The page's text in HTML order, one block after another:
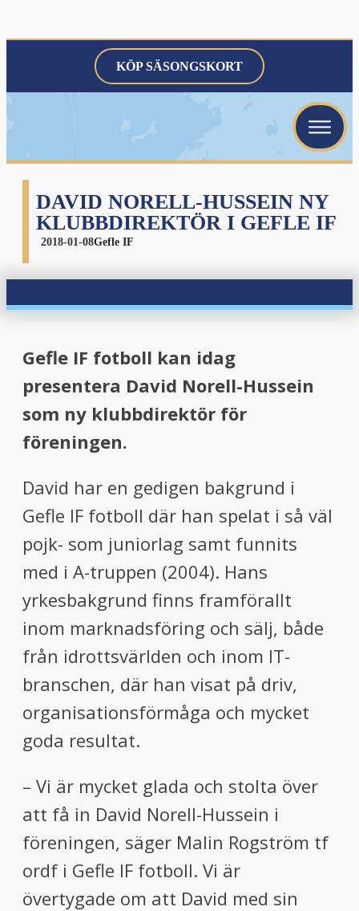
KÖP SÄSONGSKORT
DAVID NORELL-HUSSEIN NY
KLUBBDIREKTÖR I GEFLE IF
2018-01-08Gefle IF
Gefle IF fotboll kan idag
presentera David Norell-Hussein
som ny klubbdirektör för
föreningen.
David har en gedigen bakgrund i
Gefle IF fotboll där han spelat i så väl
pojk- som juniorlag samt funnits
med i A-truppen (2004). Hans
yrkesbakgrund finns framförallt
inom marknadsföring och sälj, både
från idrottsvärlden och inom IT-
branschen, där han visat på driv,
organisationsförmåga och mycket
goda resultat.
– Vi är mycket glada och stolta över
att få in David Norell-Hussein i
föreningen, säger Malin Rogström tf
ordf i Gefle IF fotboll. Vi är
övertygade om att David med sin